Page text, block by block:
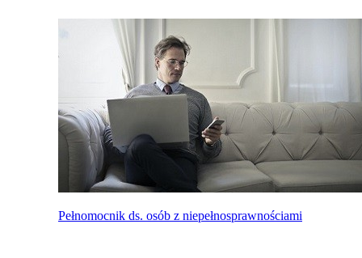
Pełnomocnik ds. osób z niepełnosprawnościami